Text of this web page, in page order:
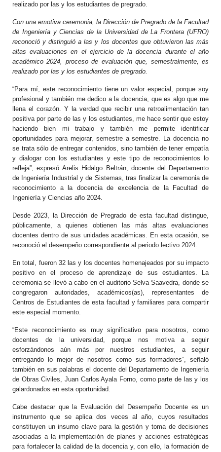
realizado por las y los estudiantes de pregrado.
Con una emotiva ceremonia, la Dirección de Pregrado de la Facultad
de Ingeniería y Ciencias de la Universidad de La Frontera (UFRO)
reconoció y distinguió a las y los docentes que obtuvieron las más
altas evaluaciones en el ejercicio de la docencia durante el año
académico 2024, proceso de evaluación que, semestralmente, es
realizado por las y los estudiantes de pregrado.
“Para mí, este reconocimiento tiene un valor especial, porque soy
profesional y también me dedico a la docencia, que es algo que me
llena el corazón. Y la verdad que recibir una retroalimentación tan
positiva por parte de las y los estudiantes, me hace sentir que estoy
haciendo bien mi trabajo y también me permite identificar
oportunidades para mejorar, semestre a semestre. La docencia no
se trata sólo de entregar contenidos, sino también de tener empatía
y dialogar con los estudiantes y este tipo de reconocimientos lo
refleja”, expresó Arelis Hidalgo Beltrán, docente del Departamento
de Ingeniería Industrial y de Sistemas, tras finalizar la ceremonia de
reconocimiento a la docencia de excelencia de la Facultad de
Ingeniería y Ciencias año 2024.
Desde 2023, la Dirección de Pregrado de esta facultad distingue,
públicamente, a quienes obtienen las más altas evaluaciones
docentes dentro de sus unidades académicas. En esta ocasión, se
reconoció el desempeño correspondiente al periodo lectivo 2024.
En total, fueron 32 las y los docentes homenajeados por su impacto
positivo en el proceso de aprendizaje de sus estudiantes. La
ceremonia se llevó a cabo en el auditorio Selva Saavedra, donde se
congregaron autoridades, académicos(as), representantes de
Centros de Estudiantes de esta facultad y familiares para compartir
este especial momento.
“Este reconocimiento es muy significativo para nosotros, como
docentes de la universidad, porque nos motiva a seguir
esforzándonos aún más por nuestros estudiantes, a seguir
entregando lo mejor de nosotros como sus formadores”, señaló
también en sus palabras el docente del Departamento de Ingeniería
de Obras Civiles, Juan Carlos Ayala Forno, como parte de las y los
galardonados en esta oportunidad.
Cabe destacar que la Evaluación del Desempeño Docente es un
instrumento que se aplica dos veces al año, cuyos resultados
constituyen un insumo clave para la gestión y toma de decisiones
asociadas a la implementación de planes y acciones estratégicas
para fortalecer la calidad de la docencia y, con ello, la formación de